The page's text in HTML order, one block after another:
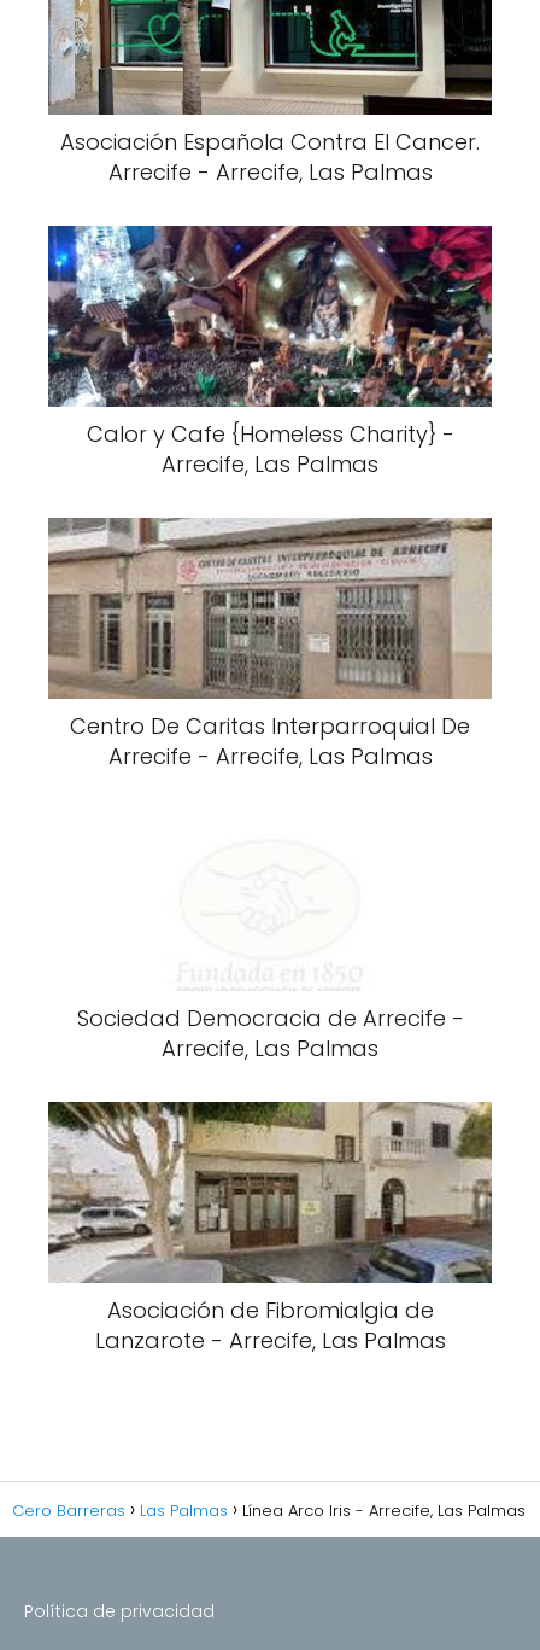
Asociación Española Contra El Cancer.
Arrecife - Arrecife, Las Palmas
Calor y Cafe {Homeless Charity} -
Arrecife, Las Palmas
Centro De Caritas Interparroquial De
Arrecife - Arrecife, Las Palmas
Sociedad Democracia de Arrecife -
Arrecife, Las Palmas
Asociación de Fibromialgia de
Lanzarote - Arrecife, Las Palmas
Cero Barreras Las Palmas Línea Arco Iris - Arrecife, Las Palmas
Política de privacidad